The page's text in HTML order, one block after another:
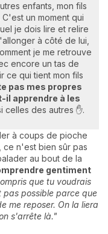
enfants, mon fils
un moment qui
je dois lire et relire
à côté de lui,
je me retrouve
encore un tas de
ce qui tient mon fils
pas mes propres
il apprendre à les
celles des autres ✋.
à coups de pioche
ce n'est bien sûr pas
au bout de la
gentiment
que tu voudrais
pas possible parce que
me reposer. On la liera
s'arrête là."